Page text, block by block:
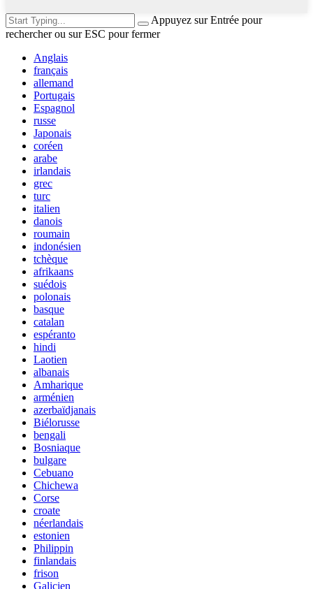
Appuyez sur Entrée pour
rechercher ou sur ESC pour fermer
Anglais
français
allemand
Portugais
Espagnol
russe
Japonais
coréen
arabe
irlandais
grec
turc
italien
danois
roumain
indonésien
tchèque
afrikaans
suédois
polonais
basque
catalan
espéranto
hindi
Laotien
albanais
Amharique
arménien
azerbaïdjanais
Biélorusse
bengali
Bosniaque
bulgare
Cebuano
Chichewa
Corse
croate
néerlandais
estonien
Philippin
finlandais
frison
Galicien